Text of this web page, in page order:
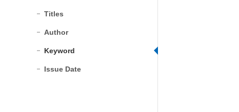
Titles
Author
Keyword
Issue Date